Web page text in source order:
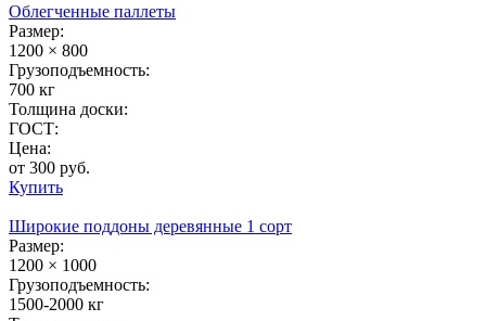
Облегченные паллеты
Размер:
1200 × 800
Грузоподъемность:
700 кг
Толщина доски:
ГОСТ:
Цена:
от 300 руб.
Купить
Широкие поддоны деревянные 1 сорт
Размер:
1200 × 1000
Грузоподъемность:
1500-2000 кг